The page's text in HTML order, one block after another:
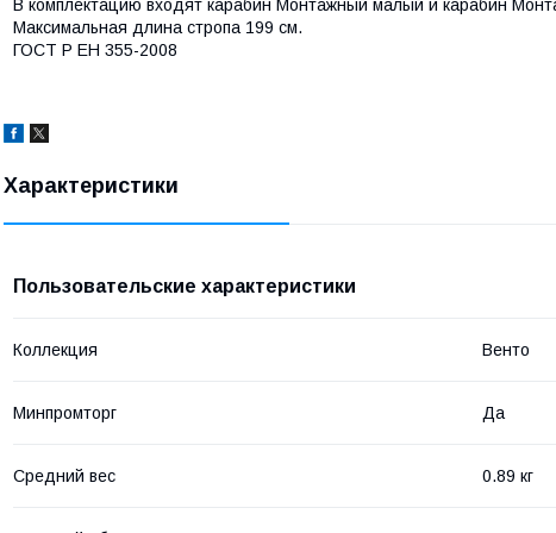
В комплектацию входят карабин Монтажный малый и карабин
Максимальная длина стропа 199 см.
ГОСТ Р ЕН 355-2008
Характеристики
Пользовательские характеристики
Коллекция Венто
Минпромторг Да
Средний вес 0.89 кг